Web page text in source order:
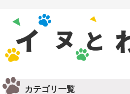
カテゴリ一覧